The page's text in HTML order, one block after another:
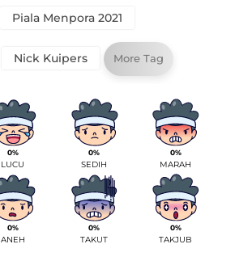
Piala Menpora 2021
Nick Kuipers More Tag
0%
LUCU
0%
SEDIH
0%
MARAH
0%
ANEH
0%
TAKUT
0%
TAKJUB